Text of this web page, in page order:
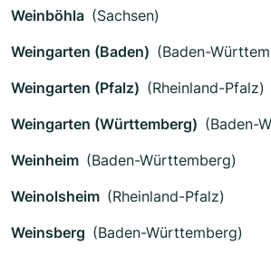
Weinböhla (Sachsen)
Weingarten (Baden) (Baden-
Weingarten (Pfalz) (Rheinland-Pfalz)
Weingarten (Württemberg) (Baden-
Weinheim (Baden-Württemberg)
Weinolsheim (Rheinland-Pfalz)
Weinsberg (Baden-Württemberg)